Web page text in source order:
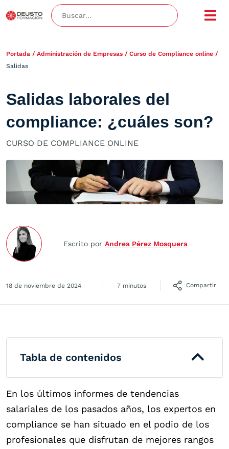
Portada / Administración de Empresas / Curso de Compliance online /
Salidas
Salidas laborales del
compliance: ¿cuáles son?
CURSO DE COMPLIANCE ONLINE
Escrito por Andrea Pérez Mosquera
18 de noviembre de 2024 7 minutos Compartir
Tabla de contenidos
En los últimos informes de tendencias
salariales de los pasados años, los expertos en
compliance se han situado en el podio de los
profesionales que disfrutan de mejores rangos